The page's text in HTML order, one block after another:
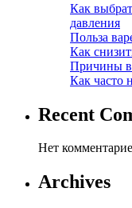
Как
давления
Польза
Как
Причины
Как часто
Recent
Нет
Archives